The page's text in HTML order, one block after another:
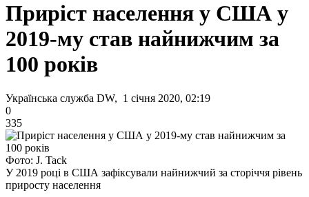
Приріст населення у США у
2019-му став найнижчим за
100 років
Українська служба DW, 1 січня 2020, 02:19
0
335
Фото: J. Tack
У 2019 році в США зафіксували найнижчий за сторіччя рівень
приросту населення